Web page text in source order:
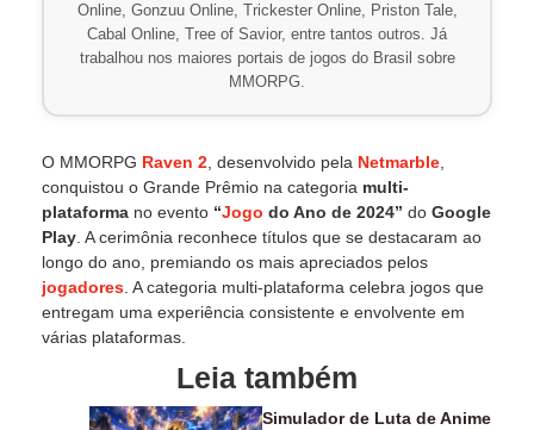
Online, Gonzuu Online, Trickester Online, Priston Tale,
Cabal Online, Tree of Savior, entre tantos outros. Já
trabalhou nos maiores portais de jogos do Brasil sobre
MMORPG.
O MMORPG Raven 2 , desenvolvido pela Netmarble
conquistou o Grande Prêmio na categoria multi-
plataforma no evento “Jogo do Ano de 2024” do Google
Play . A cerimônia reconhece títulos que se destacaram ao
longo do ano, premiando os mais apreciados pelos
jogadores . A categoria multi-plataforma celebra jogos que
entregam uma experiência consistente e envolvente em
várias plataformas.
Leia também
Simulador de Luta de Anime